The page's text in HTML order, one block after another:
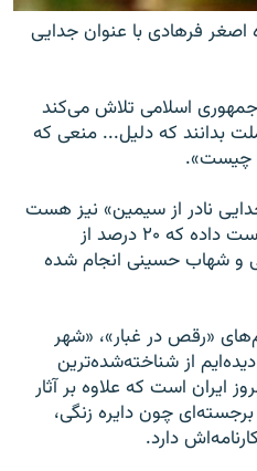
اصغر فرهادی با عنوان جدایی
اسلامی تلاش می‌کند
بدانند که دلیل... منعی که
چیست».
نادر از سیمین» نیز هست
در حالی مجوز ساخت آن را از دست داده که ۲۰ درصد از
و شهاب حسینی انجام شده
«رقص در غبار»،‌ «شهر
از شناخته‌شده‌ترین
ایران است که علاوه بر آثار
چون دایره زنگی،
دارد.